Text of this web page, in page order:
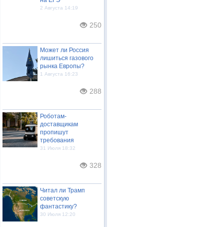
2 Августа 14:19
250
Может ли Россия
лишиться газового
рынка Европы?
1 Августа 16:23
288
Роботам-
доставщикам
пропишут
требования
31 Июля 18:32
328
Читал ли Трамп
советскую
фантастику?
30 Июля 12:20